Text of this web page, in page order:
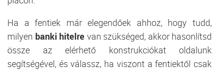
Ha a fentiek már elegendőek ahhoz, hogy tudd,
milyen banki hitelre van szükséged, akkor hasonlítsd
össze az elérhető konstrukciókat oldalunk
segítségével, és válassz, ha viszont a fentiektől csak